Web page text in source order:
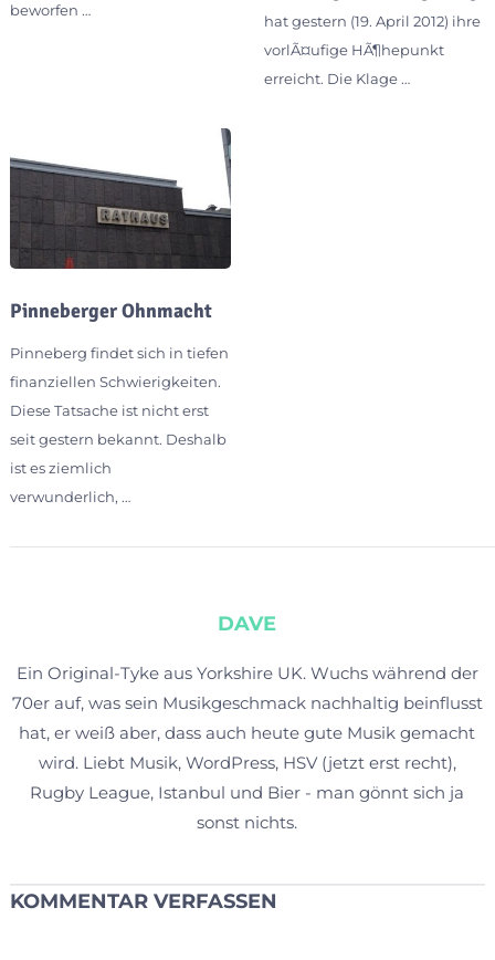
beworfen …
hat gestern (19. April 2012) ihre
vorlÃ¤ufige HÃ¶hepunkt
erreicht. Die Klage …
Pinneberger Ohnmacht
Pinneberg findet sich in tiefen
finanziellen Schwierigkeiten.
Diese Tatsache ist nicht erst
seit gestern bekannt. Deshalb
ist es ziemlich
verwunderlich, …
DAVE
Ein Original-Tyke aus Yorkshire UK. Wuchs während der
70er auf, was sein Musikgeschmack nachhaltig beinflusst
hat, er weiß aber, dass auch heute gute Musik gemacht
wird. Liebt Musik, WordPress, HSV (jetzt erst recht),
Rugby League, Istanbul und Bier - man gönnt sich ja
sonst nichts.
KOMMENTAR VERFASSEN